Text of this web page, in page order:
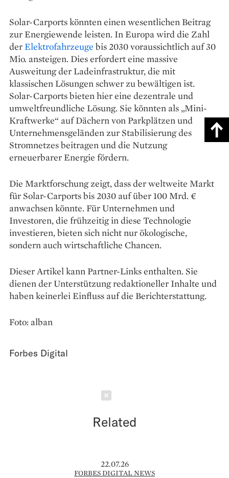
Solar-Carports könnten einen wesentlichen Beitrag
zur Energiewende leisten. In Europa wird die Zahl
derElektrofahrzeuge bis 2030 voraussichtlich auf 30
Mio. ansteigen. Dies erfordert eine massive
Ausweitung der Ladeinfrastruktur, die mit
klassischen Lösungen schwer zu bewältigen ist.
Solar-Carports bieten hier eine dezentrale und
umweltfreundliche Lösung. Sie könnten als „Mini-
Kraftwerke“ auf Dächern von Parkplätzen und
Unternehmensgeländen zur Stabilisierung des
Stromnetzes beitragen und die Nutzung
erneuerbarer Energie fördern.
Die Marktforschung zeigt, dass der weltweite Markt
für Solar-Carports bis 2030 auf über 100 Mrd. €
anwachsen könnte. Für Unternehmen und
Investoren, die frühzeitig in diese Technologie
investieren, bieten sich nicht nur ökologische,
sondern auch wirtschaftliche Chancen.
Dieser Artikel kann Partner-Links enthalten. Sie
dienen der Unterstützung redaktioneller Inhalte und
haben keinerlei Einfluss auf die Berichterstattung.
Foto: alban
Forbes Digital
Related
22.07.26
FORBES DIGITAL NEWS